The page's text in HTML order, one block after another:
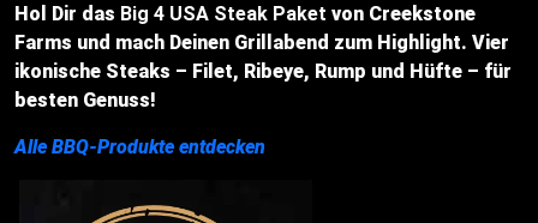
Hol Dir das Big 4 USA Steak Paket von Creekstone
Farms und mach Deinen Grillabend zum Highlight. Vier
ikonische Steaks – Filet, Ribeye, Rump und Hüfte – für
besten Genuss!
Alle BBQ-Produkte entdecken